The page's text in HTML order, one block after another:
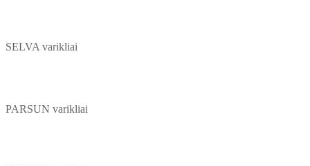
SELVA varikliai
PARSUN varikliai